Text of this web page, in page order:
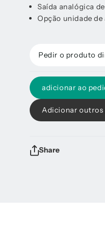
Saída analógica
Opção unidade
Pedir o produto
adicionar ao
Adicionar outros
Share